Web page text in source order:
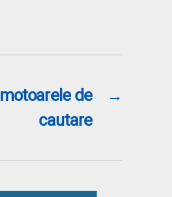
→
de
cautare